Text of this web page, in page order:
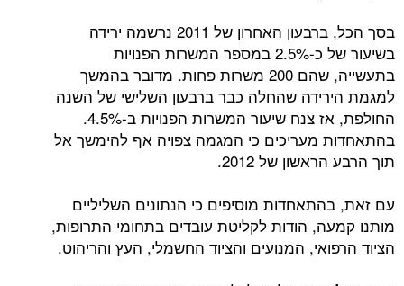
בסך הכל, ברבעון האחרון של 2011 נרשמה ירידה
בשיעור של כ-2.5% במספר המשרות הפנויות
בתעשייה, שהם 200 משרות פחות. מדובר בהמשך
שהחלה כבר ברבעון השלישי של השנה
החולפת, אז צנח שיעור המשרות הפנויות ב-4.5%.
מעריכים כי המגמה צפויה אף להימשך אל
של 2012.
מוסיפים כי הנתונים השליליים
הודות לקליטת עובדים בתחומי התרופות,
המנועים והציוד החשמלי, העץ והריהוט.